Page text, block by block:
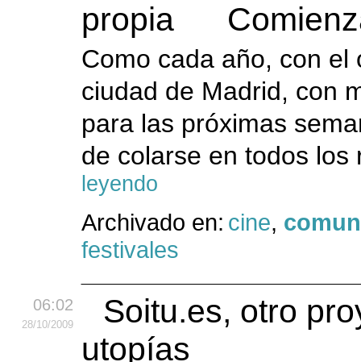
Como cada año, con el
ciudad de Madrid, con
para las próximas
de colarse en todos
leyendo
Archivado en: cine,
festivales
06:02
28/10/2009
Soitu.es, otro
utopías